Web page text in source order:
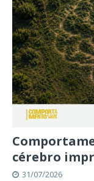
cérebro
31/07/2026